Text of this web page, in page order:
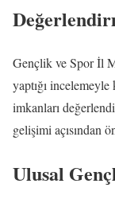
Gençlik ve Spor İl
yaptığı
imkanları
gelişimi açısından
Ulusal